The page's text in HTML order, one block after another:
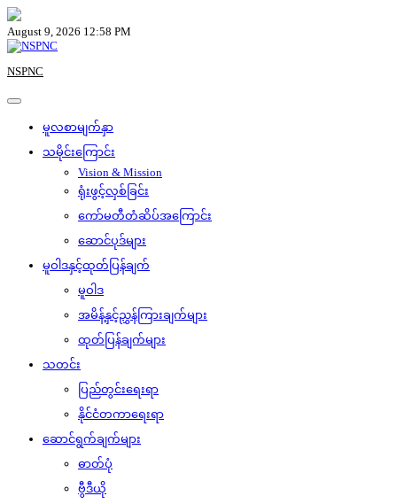
Skip
to
content
August 9, 2026 12:58 PM
NSPNC
မူလစာမျက်နှာ
သမိုင်းကြောင်း
Vision & Mission
ရုံးဖွင့်လှစ်ခြင်း
ကော်မတီတံဆိပ်အကြောင်း
ဆောင်ပုဒ်များ
မူဝါဒနှင့်ထုတ်ပြန်ချက်
မူဝါဒ
အမိန့်နှင့်ညွှန်ကြားချက်များ
ထုတ်ပြန်ချက်များ
သတင်း
ပြည်တွင်းရေးရာ
နိုင်ငံတကာရေးရာ
ဆောင်ရွက်ချက်များ
ဓာတ်ပုံ
ဗွီဒီယို